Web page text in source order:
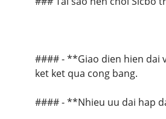
#### - **Giao dien hien dai
ket ket qua cong bang.
#### - **Nhieu uu dai hap